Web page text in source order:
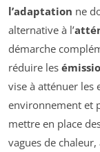
l’adaptation ne
alternative à l’
démarche
réduire les
vise à atténuer les
environnement et
mettre en place
vagues de